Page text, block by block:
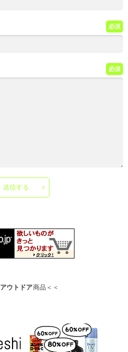
必須
必須
送信する
アウトドア商品＜＜